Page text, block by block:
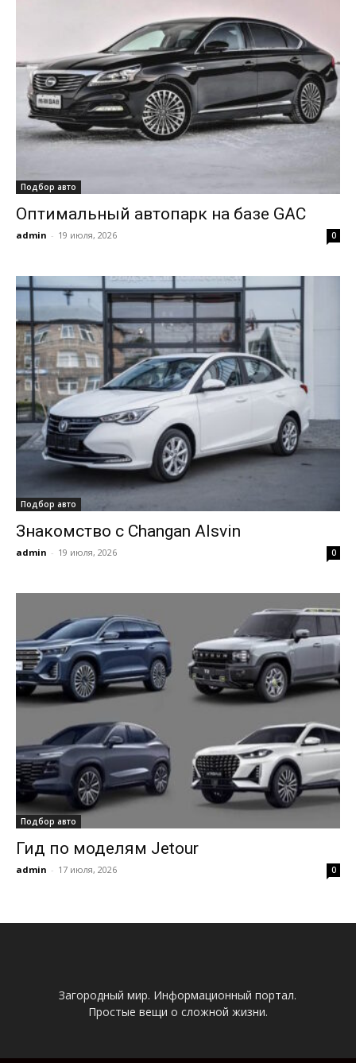
Подбор авто
Оптимальный автопарк на базе GAC
admin - 19 июля, 2026 0
Подбор авто
Знакомство с Changan Alsvin
admin - 19 июля, 2026 0
Подбор авто
Гид по моделям Jetour
admin - 17 июля, 2026 0
Загородный мир. Информационный портал.
Простые вещи о сложной жизни.